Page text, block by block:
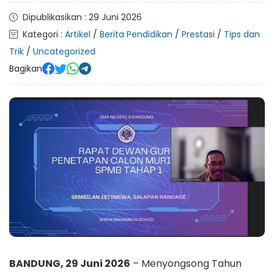
Dipublikasikan : 29 Juni 2026
Kategori : Artikel / Berita Pendidikan / Prestasi / Tips dan
Trik / Uncategorized
Bagikan
BANDUNG, 29 Juni 2026 – Menyongsong Tahun